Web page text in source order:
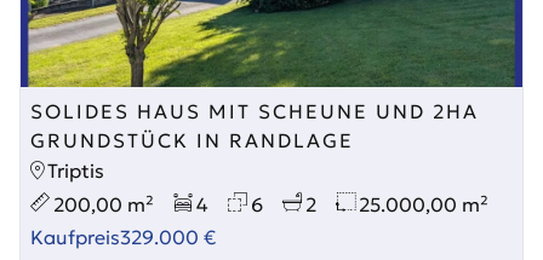
SOLIDES HAUS MIT SCHEUNE UND 2HA
GRUNDSTÜCK IN RANDLAGE
Triptis
200,00 m²
4 6 2
25.000,00 m²
Kaufpreis329.000 €